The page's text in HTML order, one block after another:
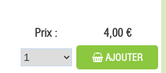
Prix : 4,00 €
AJOUTER